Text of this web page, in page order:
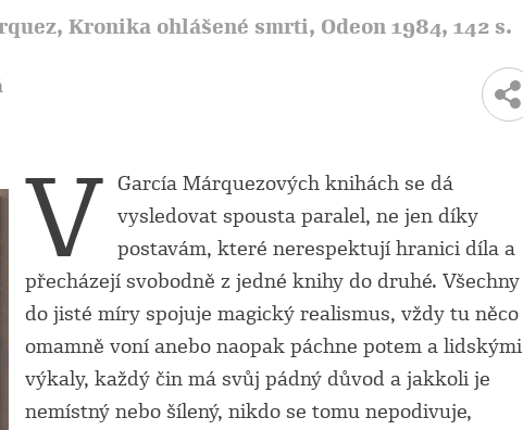
Kronika ohlášené smrti, Odeon 1984, 142 s.
V García Márquezových knihách se dá
vysledovat spousta paralel, ne jen díky
postavám, které nerespektují hranici díla a
přecházejí svobodně z jedné knihy do druhé. Všechny
do jisté míry spojuje magický realismus, vždy tu něco
omamně voní anebo naopak páchne potem a lidskými
výkaly, každý čin má svůj pádný důvod a jakkoli je
nemístný nebo šílený, nikdo se tomu nepodivuje,